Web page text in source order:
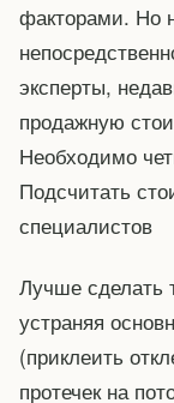
факторами. Но
эксперты,
продажную
Необходимо
Подсчитать
специалистов
Лучше сделать
устраняя
(приклеить
протечек на